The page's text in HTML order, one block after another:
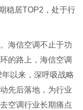
稳居TOP2，处于行
海信空调不止于功
的路上，海信空调
以来，深呼吸战略
先后落地，为行业
空调行业长期痛点